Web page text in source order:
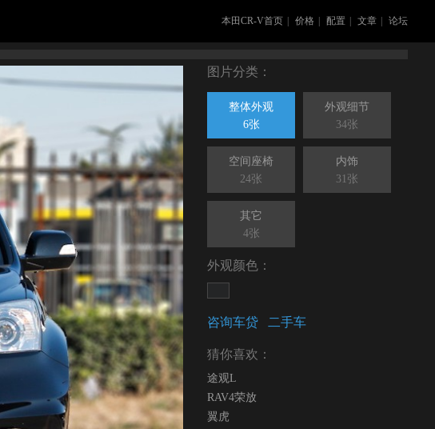
本田CR-V首页 价格 配置 文章 论坛
图片分类：
整体外观
6张
外观细节
34张
空间座椅
24张
内饰
31张
其它
4张
外观颜色：
咨询车贷 二手车
猜你喜欢：
途观L
RAV4荣放
翼虎